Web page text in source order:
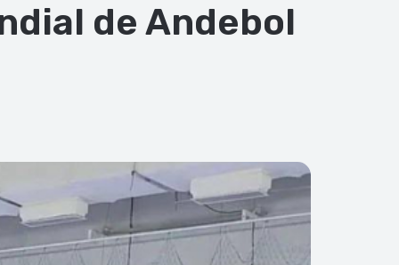
de Andebol